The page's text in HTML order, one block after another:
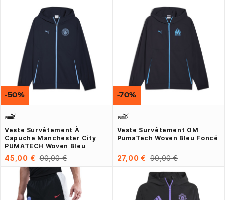
Veste Survêtement À
Capuche Manchester City
PUMATECH Woven Bleu
45,00 € 90,00 €
-50%
Veste Survêtement OM
PumaTech Woven Bleu Foncé
27,00 € 90,00 €
-70%